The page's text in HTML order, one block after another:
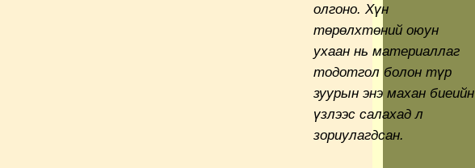
олгоно. Хүн
төрөлхтөний оюун
ухаан нь материаллаг
тодотгол болон түр
зуурын энэ махан биеийн
үзлээс салахад л
зориулагдсан.